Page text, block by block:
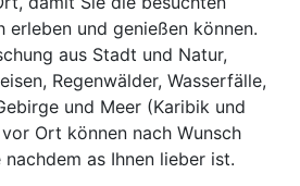
erleben und genießen können.
aus Stadt und Natur,
Regenwälder, Wasserfälle,
und Meer (Karibik und
Ort können nach Wunsch
as Ihnen lieber ist.